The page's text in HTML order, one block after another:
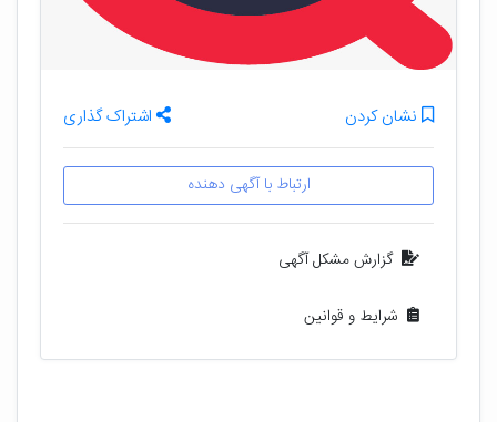
نشان کردن اشتراک گذاری
ارتباط با آگهی دهنده
گزارش مشکل آگهی
شرایط و قوانین